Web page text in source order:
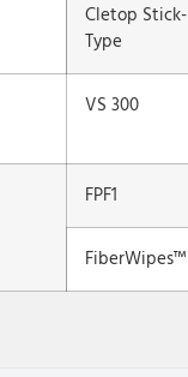
Cletop Stick-
Type
VS 300
FPF1
FiberWipes™